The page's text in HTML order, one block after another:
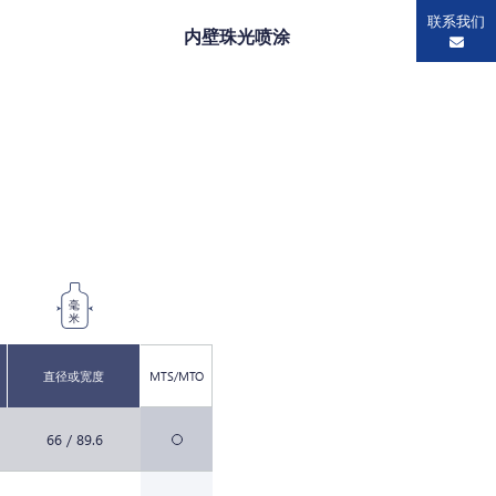
内壁珠光喷涂
毫
米
直径或宽度 MTS/MTO
66 / 89.6
联系我们